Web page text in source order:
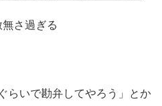
さ過ぎる
らいで勘弁してやろう」とか